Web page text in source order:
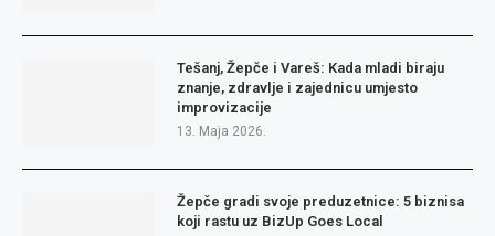
Tešanj, Žepče i Vareš: Kada mladi biraju
znanje, zdravlje i zajednicu umjesto
improvizacije
13. Maja 2026.
Žepče gradi svoje preduzetnice: 5 biznisa
koji rastu uz BizUp Goes Local